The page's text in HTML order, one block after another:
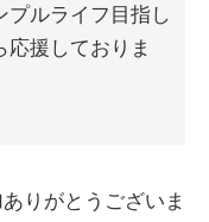
プルライフ目指し
援しておりま
りがとうございま